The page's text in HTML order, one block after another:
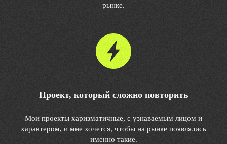
рынке.
Проект, который сложно повторить
Мои проекты харизматичные, с узнаваемым лицом и
характером, и мне хочется, чтобы на рынке появлялись
именно такие.